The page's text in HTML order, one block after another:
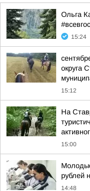
Ольга
15:24
округа
15:12
На
15:00
рублей
14:48